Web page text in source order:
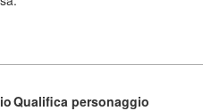
Qualifica personaggio